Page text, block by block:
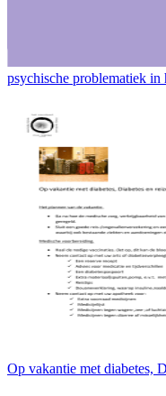
psychische problematiek in
Op vakantie met diabetes,